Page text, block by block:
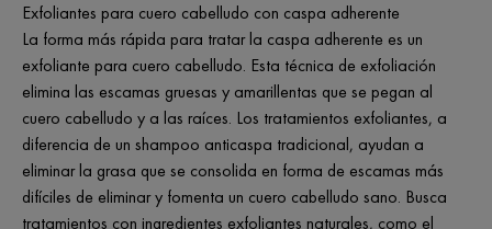
Exfoliantes para cuero cabelludo con caspa adherente
La forma más rápida para tratar la caspa adherente es un
exfoliante para cuero cabelludo. Esta técnica de exfoliación
elimina las escamas gruesas y amarillentas que se pegan al
cuero cabelludo y a las raíces. Los tratamientos exfoliantes, a
diferencia de un shampoo anticaspa tradicional, ayudan a
eliminar la grasa que se consolida en forma de escamas más
difíciles de eliminar y fomenta un cuero cabelludo sano. Busca
tratamientos con ingredientes exfoliantes naturales, como el